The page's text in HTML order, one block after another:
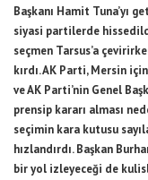
Başkanı Hamit Tuna’yı
siyasi partilerde
seçmen Tarsus’a
kırdı. AK Parti, Mersin
ve AK Parti’nin Genel
prensip kararı alması
seçimin kara kutusu
hızlandırdı. Başkan
bir yol izleyeceği de